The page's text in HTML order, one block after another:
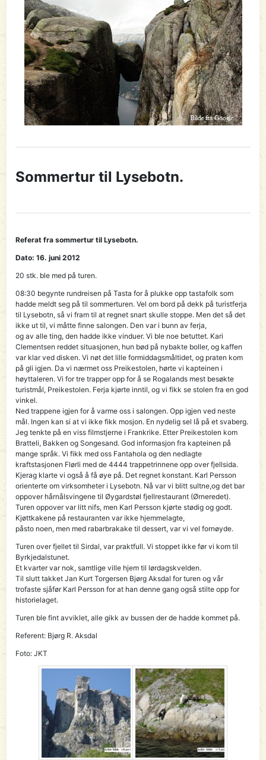
Sommertur til Lysebotn.
Referat fra sommertur til Lysebotn.
Dato: 16. juni 2012
20 stk. ble med på turen.
08:30 begynte rundreisen på Tasta for å plukke opp tastafolk som
hadde meldt seg på til sommerturen. Vel om bord på dekk på turistferja
til Lysebotn, så vi fram til at regnet snart skulle stoppe. Men det så det
ikke ut til, vi måtte finne salongen. Den var i bunn av ferja,
og av alle ting, den hadde ikke vinduer. Vi ble noe betuttet. Kari
Clementsen reddet situasjonen, hun bød på nybakte boller, og kaffen
var klar ved disken. Vi nøt det lille formiddagsmåltidet, og praten kom
på gli igjen. Da vi nærmet oss Preikestolen, hørte vi kapteinen i
høyttaleren. Vi for tre trapper opp for å se Rogalands mest besøkte
turistmål, Preikestolen. Ferja kjørte inntil, og vi fikk se stolen fra en god
vinkel.
Ned trappene igjen for å varme oss i salongen. Opp igjen ved neste
mål. Ingen kan si at vi ikke fikk mosjon. En nydelig sel lå på et svaberg.
Jeg tenkte på en viss filmstjerne i Frankrike. Etter Preikestolen kom
Bratteli, Bakken og Songesand. God informasjon fra kapteinen på
mange språk. Vi fikk med oss Fantahola og den nedlagte
kraftstasjonen Flørli med de 4444 trappetrinnene opp over fjellsida.
Kjerag klarte vi også å få øye på. Det regnet konstant. Karl Persson
orienterte om virksomheter i Lysebotn. Nå var vi blitt sultne,og det bar
oppover hårnålsvingene til Øygardstøl fjellrestaurant (Ørneredet).
Turen oppover var litt nifs, men Karl Persson kjørte stødig og godt.
Kjøttkakene på restauranten var ikke hjemmelagte,
påsto noen, men med rabarbrakake til dessert, var vi vel fornøyde.
Turen over fjellet til Sirdal, var praktfull. Vi stoppet ikke før vi kom til
Byrkjedalstunet.
Et kvarter var nok, samtlige ville hjem til lørdagskvelden.
Til slutt takket Jan Kurt Torgersen Bjørg Aksdal for turen og vår
trofaste sjåfør Karl Persson for at han denne gang også stilte opp for
historielaget.
Turen ble fint avviklet, alle gikk av bussen der de hadde kommet på.
Referent: Bjørg R. Aksdal
Foto: JKT